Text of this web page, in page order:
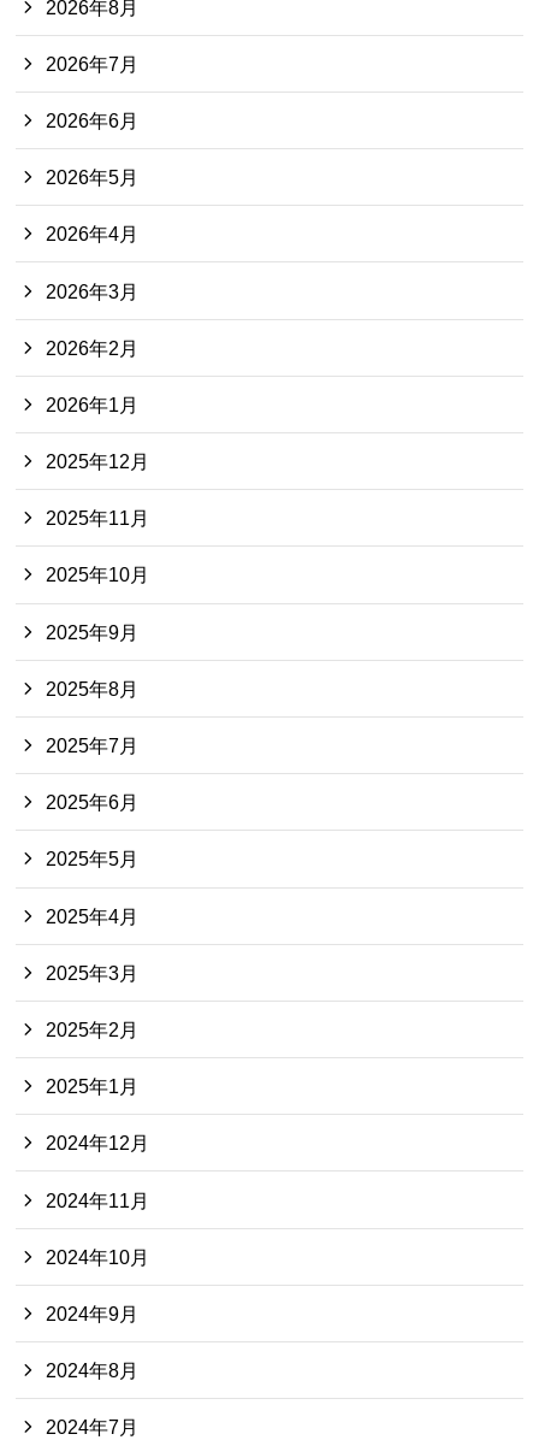
2026年8月
2026年7月
2026年6月
2026年5月
2026年4月
2026年3月
2026年2月
2026年1月
2025年12月
2025年11月
2025年10月
2025年9月
2025年8月
2025年7月
2025年6月
2025年5月
2025年4月
2025年3月
2025年2月
2025年1月
2024年12月
2024年11月
2024年10月
2024年9月
2024年8月
2024年7月